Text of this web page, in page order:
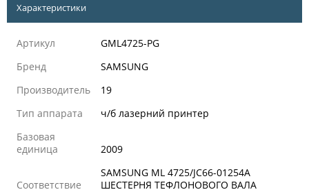
Характеристики
Артикул
GML4725-PG
Бренд
SAMSUNG
Производитель
19
Тип аппарата
ч/б лазерний принтер
Базовая
единица
2009
Соответствие
SAMSUNG ML 4725/JC66-01254A
ШЕСТЕРНЯ ТЕФЛОНОВОГО ВАЛА